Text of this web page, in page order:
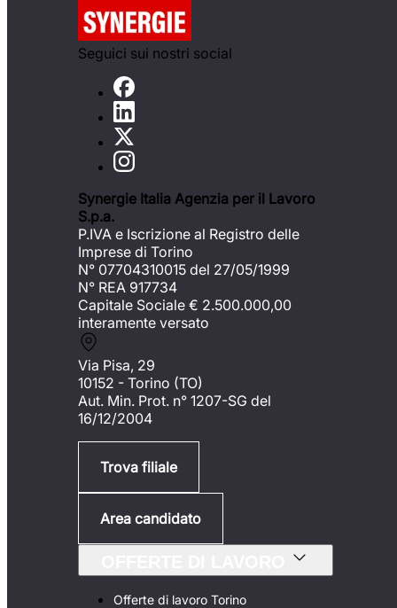
Seguici sui nostri social
Synergie Italia Agenzia per il Lavoro
S.p.a.
P.IVA e Iscrizione al Registro delle
Imprese di Torino
N° 07704310015 del 27/05/1999
N° REA 917734
Capitale Sociale € 2.500.000,00
interamente versato
Via Pisa, 29
10152 - Torino (TO)
Aut. Min. Prot. n° 1207-SG del
16/12/2004
Trova filiale
Area candidato
Offerte di lavoro Torino